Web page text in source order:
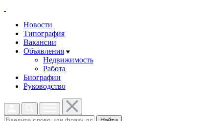
Новости
Типография
Вакансии
Объявления
Недвижимость
Работа
Биографии
Руководство